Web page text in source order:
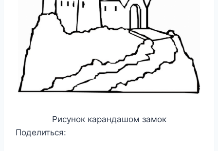
Рисунок карандашом замок
Поделиться: